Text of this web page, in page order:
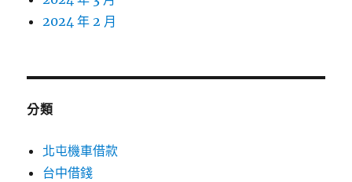
2024 年 2 月
分類
北屯機車借款
台中借錢